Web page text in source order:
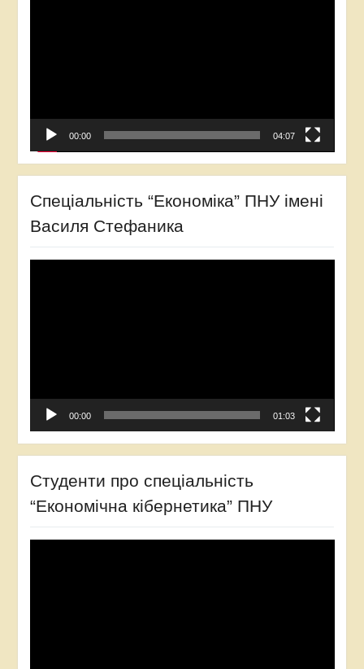
00:00 04:07
Спеціальність “Економіка” ПНУ імені
Василя Стефаника
00:00 01:03
Студенти про спеціальність
“Економічна кібернетика” ПНУ